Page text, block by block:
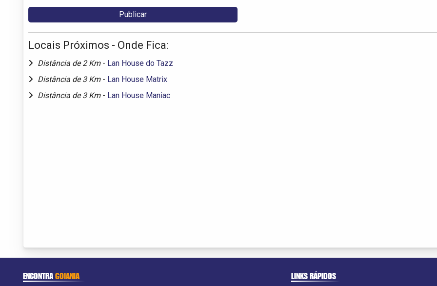
Locais Próximos - Onde Fica:
Distância de 2 Km - Lan House do Tazz
Distância de 3 Km - Lan House Matrix
Distância de 3 Km - Lan House Maniac
ENCONTRAGOIANIA LINKS RÁPIDOS